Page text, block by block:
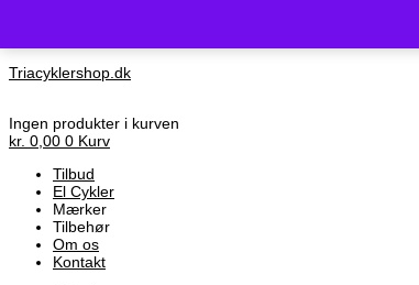
Triacyklershop.dk
Ingen produkter i kurven
kr. 0,00 0 Kurv
Tilbud
El Cykler
Mærker
Tilbehør
Om os
Kontakt